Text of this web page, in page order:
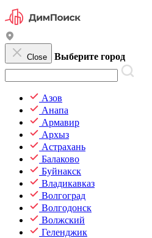
Close Выберите город
Азов
Анапа
Армавир
Архыз
Астрахань
Балаково
Буйнакск
Владикавказ
Волгоград
Волгодонск
Волжский
Геленджик